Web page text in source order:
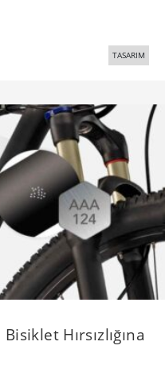
TASARIM
Hırsızlığına